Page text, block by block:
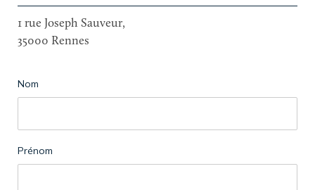
1 rue Joseph Sauveur,
35000 Rennes
Nom
Prénom